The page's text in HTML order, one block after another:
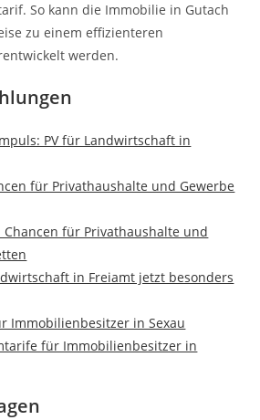
So kann die Immobilie in Gutach
zu einem effizienteren
werden.
PV für Landwirtschaft in
für Privathaushalte und Gewerbe
für Privathaushalte und
in Freiamt jetzt besonders
Immobilienbesitzer in Sexau
für Immobilienbesitzer in